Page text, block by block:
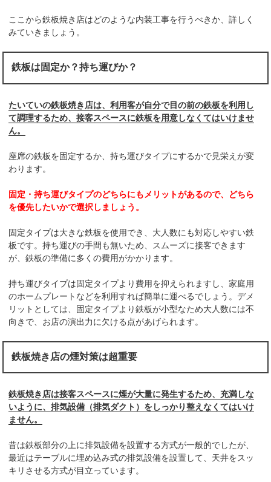
ここから鉄板焼き店はどのような内装工事を行うべきか、詳しく
みていきましょう。
鉄板は固定か？持ち運びか？
たいていの鉄板焼き店は、利用客が自分で目の前の鉄板を利用し
て調理するため、接客スペースに鉄板を用意しなくてはいけませ
ん。
座席の鉄板を固定するか、持ち運びタイプにするかで見栄えが変
わります。
固定・持ち運びタイプのどちらにもメリットがあるので、どちら
を優先したいかで選択しましょう。
固定タイプは大きな鉄板を使用でき、大人数にも対応しやすい鉄
板です。持ち運びの手間も無いため、スムーズに接客できます
が、鉄板の準備に多くの費用がかかります。
持ち運びタイプは固定タイプより費用を抑えられますし、家庭用
のホームプレートなどを利用すれば簡単に運べるでしょう。デメ
リットとしては、固定タイプより鉄板が小型なため大人数には不
向きで、お店の演出力に欠ける点があげられます。
鉄板焼き店の煙対策は超重要
鉄板焼き店は接客スペースに煙が大量に発生するため、充満しな
いように、排気設備（排気ダクト）をしっかり整えなくてはいけ
ません。
昔は鉄板部分の上に排気設備を設置する方式が一般的でしたが、
最近はテーブルに埋め込み式の排気設備を設置して、天井をスッ
キリさせる方式が目立っています。